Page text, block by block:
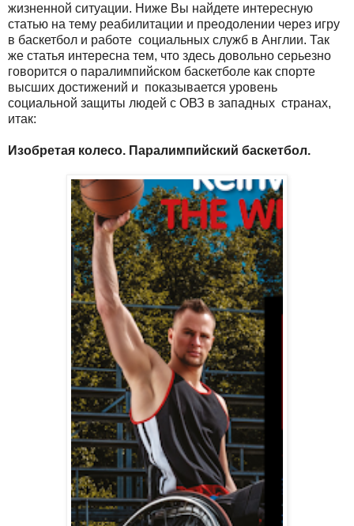
жизненной ситуации. Ниже Вы найдете интересную
статью на тему реабилитации и преодолении через игру
в баскетбол и работе социальных служб в Англии. Так
же статья интересна тем, что здесь довольно серьезно
говорится о паралимпийском баскетболе как спорте
высших достижений и показывается уровень
социальной защиты людей с ОВЗ в западных странах,
итак:
Изобретая колесо. Паралимпийский баскетбол.